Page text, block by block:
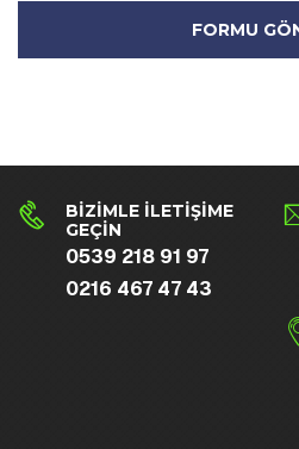
BIZIMLE İLETIŞIME
GEÇIN
0539 218 91 97
0216 467 47 43